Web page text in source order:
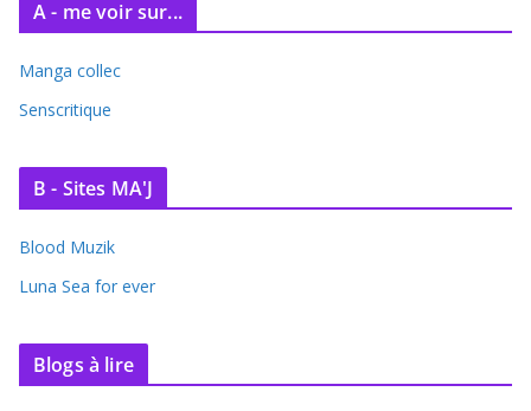
A - me voir sur...
Manga collec
Senscritique
B - Sites MA'J
Blood Muzik
Luna Sea for ever
Blogs à lire